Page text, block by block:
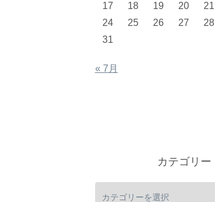
17
18 19 20 21
24
25 26 27 28
31
« 7月
カテゴリー